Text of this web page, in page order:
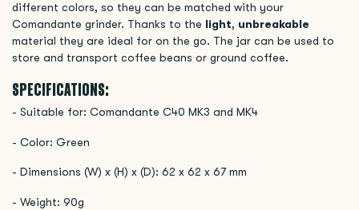
different colors, so they can be matched with your
Comandante grinder. Thanks to the light, unbreakable
material they are ideal for on the go. The jar can be used to
store and transport coffee beans or ground coffee.
SPECIFICATIONS:
- Suitable for: Comandante C40 MK3 and MK4
- Color: Green
- Dimensions (W) x (H) x (D): 62 x 62 x 67 mm
- Weight: 90g